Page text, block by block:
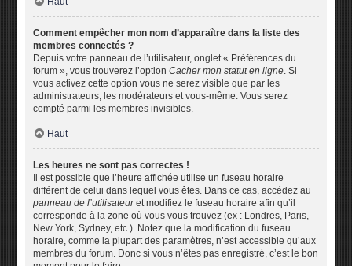
Comment empêcher mon nom d’apparaître dans la liste des
membres connectés ?
Depuis votre panneau de l’utilisateur, onglet « Préférences du
forum », vous trouverez l’optionCacher mon statut en ligne. Si
vous activez cette option vous ne serez visible que par les
administrateurs, les modérateurs et vous-même. Vous serez
compté parmi les membres invisibles.
Haut
Les heures ne sont pas correctes !
Il est possible que l’heure affichée utilise un fuseau horaire
différent de celui dans lequel vous êtes. Dans ce cas, accédez au
panneau de l’utilisateuret modifiez le fuseau horaire afin qu’il
corresponde à la zone où vous vous trouvez (ex : Londres, Paris,
New York, Sydney, etc.). Notez que la modification du fuseau
horaire, comme la plupart des paramètres, n’est accessible qu’aux
membres du forum. Donc si vous n’êtes pas enregistré, c’est le bon